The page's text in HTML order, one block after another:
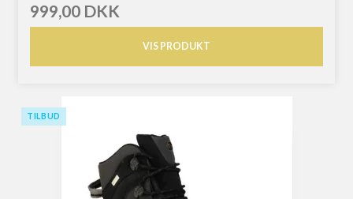
999,00 DKK
VIS PRODUKT
TILBUD